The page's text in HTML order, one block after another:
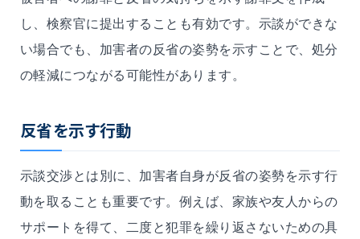
し、検察官に提出することも有効です。示談ができな
い場合でも、加害者の反省の姿勢を示すことで、処分
の軽減につながる可能性があります。
反省を示す行動
示談交渉とは別に、加害者自身が反省の姿勢を示す行
動を取ることも重要です。例えば、家族や友人からの
サポートを得て、二度と犯罪を繰り返さないための具